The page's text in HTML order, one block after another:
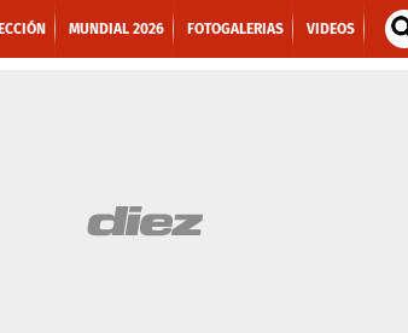
MUNDIAL 2026 FOTOGALERIAS VIDEOS